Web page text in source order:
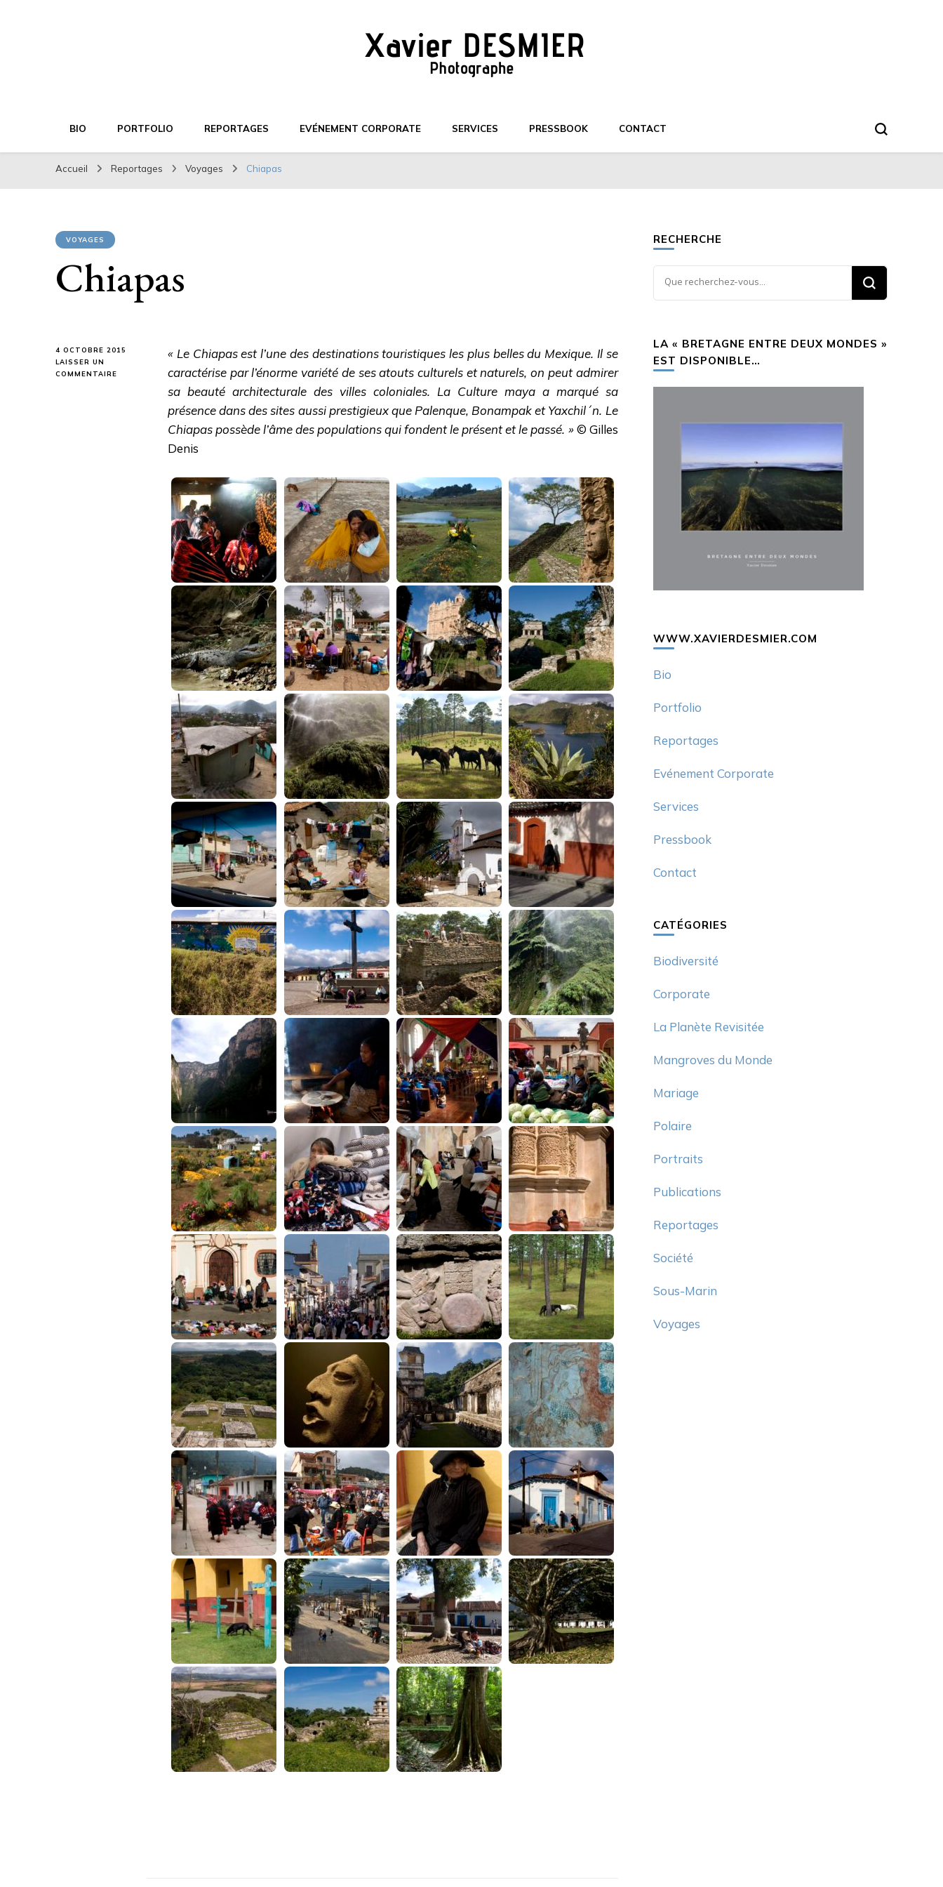
BIO PORTFOLIO REPORTAGES EVÉNEMENT CORPORATE SERVICES PRESSBOOK CONTACT
Accueil Reportages Voyages Chiapas
VOYAGES
Chiapas
4 OCTOBRE 2015
LAISSER UN
COMMENTAIRE
« Le Chiapas est l’une des destinations touristiques les plus belles du Mexique. Il se
caractérise par l’énorme variété de ses atouts culturels et naturels, on peut admirer
sa beauté architecturale des villes coloniales. La Culture maya a marqué sa
présence dans des sites aussi prestigieux que Palenque, Bonampak et Yaxchil´n. Le
Chiapas possède l’âme des populations qui fondent le présent et le passé. »© Gilles
Denis
RECHERCHE
Vous
LA « BRETAGNE ENTRE DEUX MONDES »
EST DISPONIBLE…
WWW.XAVIERDESMIER.COM
Bio
Portfolio
Reportages
Evénement Corporate
Services
Pressbook
Contact
CATÉGORIES
Biodiversité
Corporate
La Planète Revisitée
Mangroves du Monde
Mariage
Polaire
Portraits
Publications
Reportages
Société
Sous-Marin
Voyages